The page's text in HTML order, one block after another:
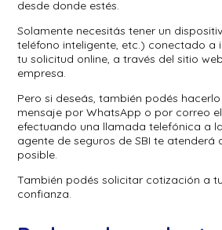
desde donde estés.
Solamente necesitás tener un
teléfono inteligente, etc.) conectado a
tu solicitud online, a través del sitio
empresa.
Pero si deseás, también podés
mensaje por WhatsApp o por correo
efectuando una llamada telefónica a
agente de seguros de SBI te atenderá
posible.
También podés solicitar cotización a
confianza.